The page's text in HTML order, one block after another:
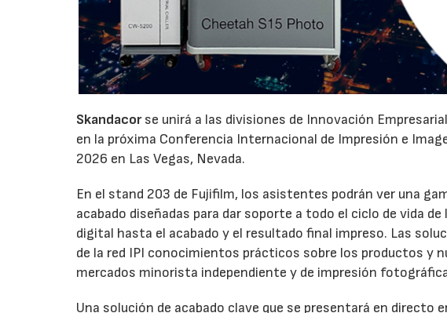
Skandacorse unirá a las divisiones de Innovación
en la próxima Conferencia Internacional de Impresión e
2026 en Las Vegas, Nevada.
En el stand 203 de Fujifilm, los asistentes podrán ver una
acabado diseñadas para dar soporte a todo el ciclo de vida
digital hasta el acabado y el resultado final impreso. Las
de la red IPI conocimientos prácticos sobre los productos y
mercados minorista independiente y de impresión
Una solución de acabado clave que se presentará en directo